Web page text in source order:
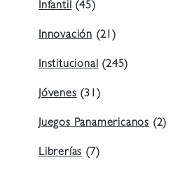
Infantil(45)
Innovación (21)
Institucional(245)
Jóvenes(31)
Juegos Panamericanos (2)
Librerías(7)